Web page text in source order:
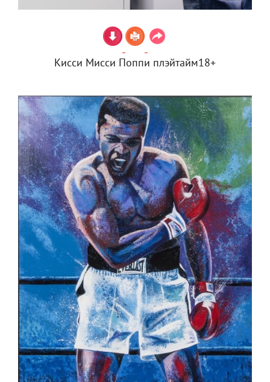
Кисси Мисси Поппи плэйтайм18+